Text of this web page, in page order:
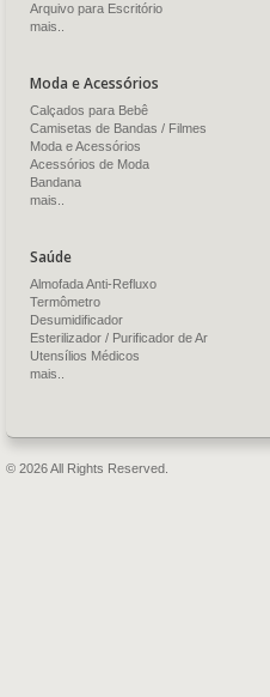
Arquivo para Escritório
mais..
Moda e Acessórios
Calçados para Bebê
Camisetas de Bandas / Filmes
Moda e Acessórios
Acessórios de Moda
Bandana
mais..
Saúde
Almofada Anti-Refluxo
Termômetro
Desumidificador
Esterilizador / Purificador de Ar
Utensílios Médicos
mais..
© 2026 All Rights Reserved.